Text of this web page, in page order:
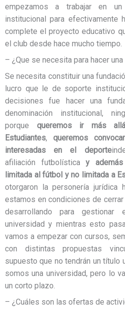
empezamos a trabajar en
institucional para efectivamente
complete el proyecto educativo
el club desde hace mucho tiempo.
– ¿Que se necesita para hacer
Se necesita constituir una
lucro que le de soporte
decisiones fue hacer una
denominación institucional,
porque queremos ir más allá
Estudiantes,queremos
interesadas en el deporte
afiliación futbolística y
limitada al fútbol y no limitada a
otorgaron la personería jurídica
estamos en condiciones de
desarrollando para gestionar
universidad y mientras esto
vamos a empezar con cursos,
con distintas propuestas
supuesto que no tendrán un título
somos una universidad, pero lo
un corto plazo.
– ¿Cuáles son las ofertas de